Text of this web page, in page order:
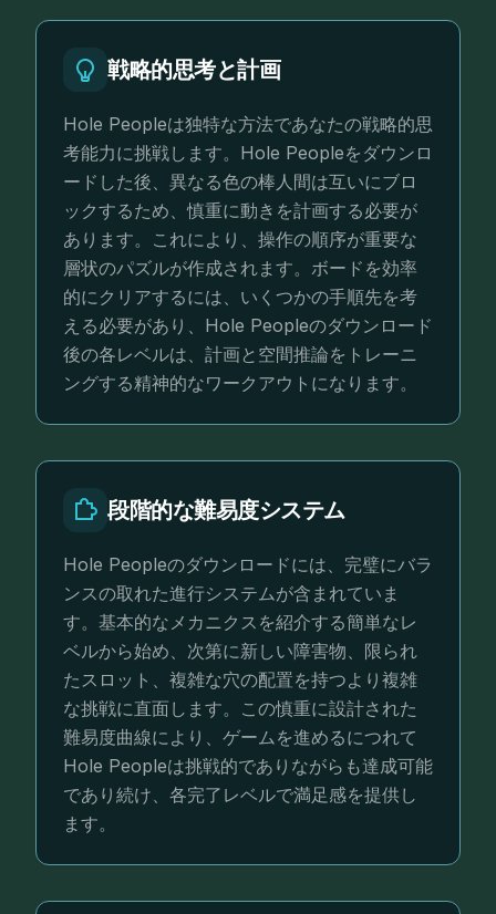
戦略的思考と計画
Hole Peopleは独特な方法であなたの戦略的思
考能力に挑戦します。Hole Peopleをダウンロ
ードした後、異なる色の棒人間は互いにブロ
ックするため、慎重に動きを計画する必要が
あります。これにより、操作の順序が重要な
層状のパズルが作成されます。ボードを効率
的にクリアするには、いくつかの手順先を考
える必要があり、Hole Peopleのダウンロード
後の各レベルは、計画と空間推論をトレーニ
ングする精神的なワークアウトになります。
段階的な難易度システム
Hole Peopleのダウンロードには、完璧にバラ
ンスの取れた進行システムが含まれていま
す。基本的なメカニクスを紹介する簡単なレ
ベルから始め、次第に新しい障害物、限られ
たスロット、複雑な穴の配置を持つより複雑
な挑戦に直面します。この慎重に設計された
難易度曲線により、ゲームを進めるにつれて
Hole Peopleは挑戦的でありながらも達成可能
であり続け、各完了レベルで満足感を提供し
ます。